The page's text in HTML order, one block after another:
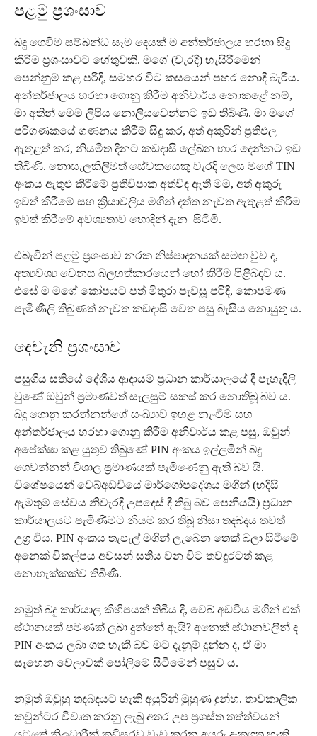
පළමු ප්‍රශංසාව
බදු ගෙවීම සම්බන්ධ සෑම දෙයක් ම අන්තර්ජාලය හරහා සිදු
කිරීම ප්‍රශංසාවට හේතුවකි. මගේ (වැරදි) හැසිරීමෙන්
පෙන්නුම් කළ පරිදි, සමහර විට කසයෙන් පහර නොදී බැරිය.
අන්තර්ජාලය හරහා ගොනු කිරීම අනිවාර්ය නොකළේ නම්,
මා අතින් මෙම ලිපිය නොලියවෙන්නට ඉඩ තිබිණි. මා මගේ
පරිගණකයේ ගණනය කිරීම් සිදු කර, අත් අකුරින් ප්‍රතිඵල
ඇතුළත් කර, නියමිත දිනට කඩදාසි ලේඛන භාර දෙන්නට ඉඩ
තිබිණි. නොසැලකිලිමත් සේවකයෙකු වැරදි ලෙස මගේ TIN
අංකය ඇතුළු කිරීමේ ප්‍රතිවිපාක අත්විඳ ඇති මම, අත් අකුරු
ඉවත් කිරීමේ සහ ක්‍රියාවලිය මගින් දත්ත නැවත ඇතුළත් කිරීම
ඉවත් කිරීමේ අවශ්‍යතාව හොඳින් දැන සිටිමි.
එබැවින් පළමු ප්‍රශංසාව නරක නිෂ්පාදනයක් සමඟ වුව ද,
අත්‍යවශ්‍ය වෙනස බලහත්කාරයෙන් හෝ කිරීම පිළිබඳව ය.
එසේ ම මගේ කෝපයට පත් මිතුරා පැවසූ පරිදි, කොපමණ
පැමිණිලි තිබුණත් නැවත කඩදාසි වෙත පසු බැසිය නොයුතු ය.
දෙවැනි ප්‍රශංසාව
පසුගිය සතියේ දේශීය ආදායම් ප්‍රධාන කාර්යාලයේ දී පැහැදිලි
වුණේ ඔවුන් ප්‍රමාණවත් සැලසුම් සකස් කර නොතිබූ බව ය.
බදු ගොනු කරන්නන්ගේ සංඛ්‍යාව ඉහළ නැංවීම සහ
අන්තර්ජාලය හරහා ගොනු කිරීම අනිවාර්ය කළ පසු, ඔවුන්
අපේක්ෂා කළ යුතුව තිබුණේ PIN අංකය ඉල්ලමින් බදු
ගෙවන්නන් විශාල ප්‍රමාණයක් පැමිණෙනු ඇති බව යි.
විශේෂයෙන් වෙබ්අඩවියේ මාර්ගෝපදේශය මගින් (හදිසි
ඇමතුම් සේවය නිවැරදි උපදෙස් දී තිබු බව පෙනීයයි) ප්‍රධාන
කාර්යාලයට පැමිණීමට නියම කර තිබූ නිසා තදබදය තවත්
උග්‍ර විය. PIN අංකය තැපැල් මගින් ලැබෙන තෙක් බලා සිටීමේ
අනෙක් විකල්පය අවසන් සතිය වන විට තවදුරටත් කළ
නොහැක්කක්ව තිබිණි.
නමුත් බදු කාර්යාල කිහිපයක් තිබිය දී, වෙබ් අඩවිය මගින් එක්
ස්ථානයක් පමණක් ලබා දුන්නේ ඇයි? අනෙක් ස්ථානවලින් ද
PIN අංකය ලබා ගත හැකි බව මට දැනුම් දුන්න ද, ඒ මා
සෑහෙන වේලාවක් පෝලිමේ සිටීමෙන් පසුව ය.
නමුත් ඔවුහු තදබදයට හැකි අයුරින් මුහුණ දුන්හ. තාවකාලික
කවුන්ටර විවෘත කරනු ලැබු අතර උප ප්‍රශස්ත තත්ත්වයන්